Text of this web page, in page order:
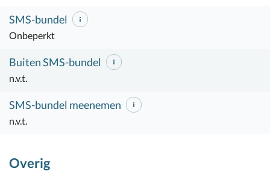
SMS-bundel
Onbeperkt
Buiten SMS-bundel
n.v.t.
SMS-bundel meenemen
n.v.t.
Overig